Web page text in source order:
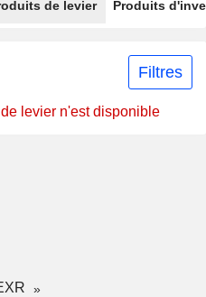
de levier Produits
Filtres
levier n'est disponible